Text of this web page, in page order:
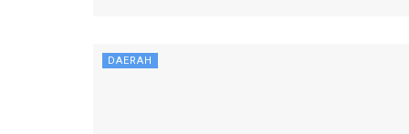
DAERAH